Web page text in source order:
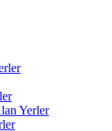
Yerler